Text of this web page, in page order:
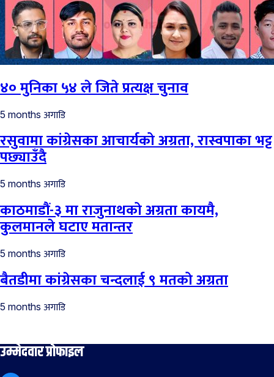
४० मुनिका ५४ ले जिते प्रत्यक्ष चुनाव
5 months अगाडि
रसुवामा कांग्रेसका आचार्यको अग्रता, रास्वपाका भट्ट
पछ्याउँदै
5 months अगाडि
काठमाडौं-३ मा राजुनाथको अग्रता कायमै,
कुलमानले घटाए मतान्तर
5 months अगाडि
बैतडीमा कांग्रेसका चन्दलाई ९ मतको अग्रता
5 months अगाडि
उम्मेदवार प्रोफाइल